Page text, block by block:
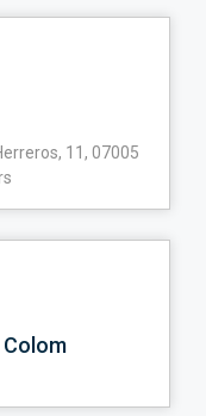
11, 07005